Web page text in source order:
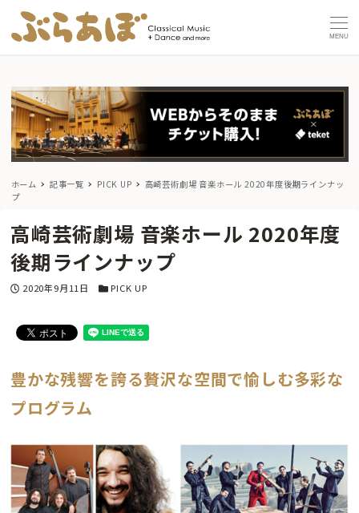
MENU
ホーム 記事一覧 PICK UP
高崎芸術劇場 音楽ホール 2020年度後期ラインナッ
プ
高崎芸術劇場 音楽ホール 2020年度
後期ラインナップ
投稿日
2020年9月11日 カテゴリー
PICK UP
豊かな残響を誇る贅沢な空間で愉しむ多彩な
プログラム